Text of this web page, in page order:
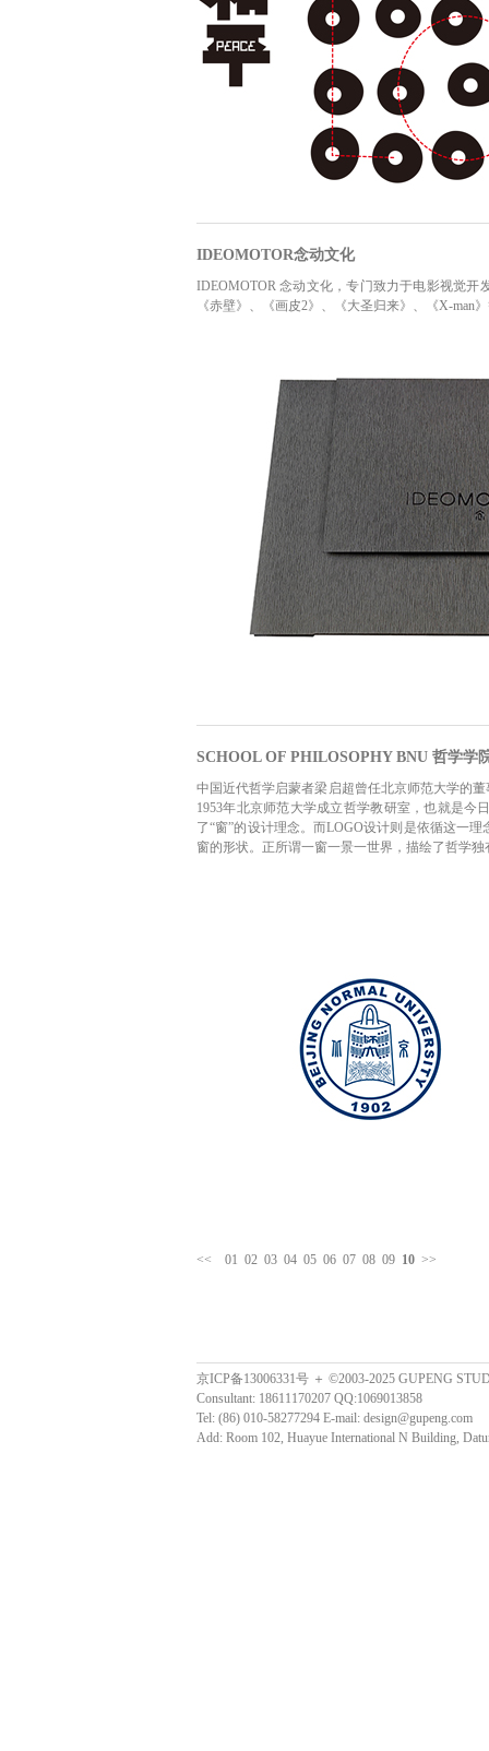
IDEOMOTOR念动文化
IDEOMOTOR 念动文化，专门致力于电影视觉
《赤壁》、《画皮2》、《大圣归来》、《X-man
SCHOOL OF PHILOSOPHY BNU 哲学学
中国近代哲学启蒙者梁启超曾任北京师范大学的
1953年北京师范大学成立哲学教研室，也就是今
了“窗”的设计理念。而LOGO设计则是依循这一
窗的形状。正所谓一窗一景一世界，描绘了哲学
<< 01 02 03 04 05 06 07 08 09 10 >>
京ICP备13006331号 ＋ ©2003-2025 GUPENG
Consultant: 18611170207 QQ:1069013858
Tel: (86) 010-58277294 E-mail: design@gupeng.com
Add: Room 102, Huayue International N Building,